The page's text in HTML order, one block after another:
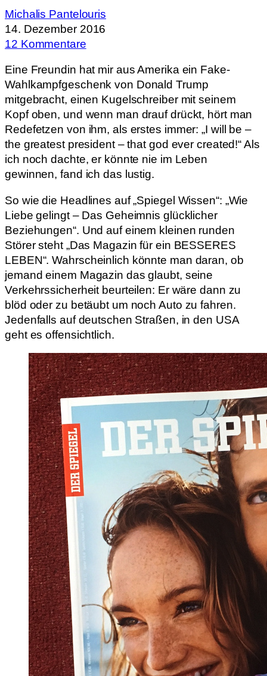
Michalis Pantelouris
14. Dezember 2016
12 Kommentare
Eine Freundin hat mir aus Amerika ein Fake-
Wahlkampfgeschenk von Donald Trump
mitgebracht, einen Kugelschreiber mit seinem
Kopf oben, und wenn man drauf drückt, hört man
Redefetzen von ihm, als erstes immer: „I will be –
the greatest president – that god ever created!“ Als
ich noch dachte, er könnte nie im Leben
gewinnen, fand ich das lustig.
So wie die Headlines auf „Spiegel Wissen“: „Wie
Liebe gelingt – Das Geheimnis glücklicher
Beziehungen“. Und auf einem kleinen runden
Störer steht „Das Magazin für ein BESSERES
LEBEN“. Wahrscheinlich könnte man daran, ob
jemand einem Magazin das glaubt, seine
Verkehrssicherheit beurteilen: Er wäre dann zu
blöd oder zu betäubt um noch Auto zu fahren.
Jedenfalls auf deutschen Straßen, in den USA
geht es offensichtlich.